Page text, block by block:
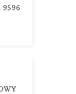
9596